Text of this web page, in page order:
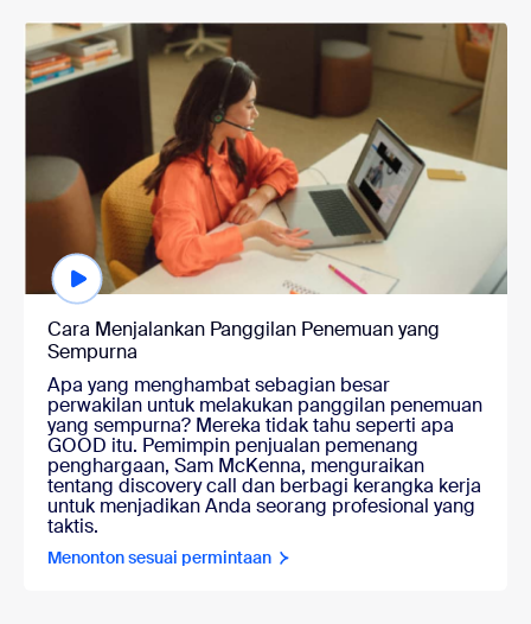
Menonton sesuai permintaan
Cara Menjalankan Panggilan Penemuan yang
Sempurna
Apa yang menghambat sebagian besar
perwakilan untuk melakukan panggilan penemuan
yang sempurna? Mereka tidak tahu seperti apa
GOOD itu. Pemimpin penjualan pemenang
penghargaan, Sam McKenna, menguraikan
tentang discovery call dan berbagi kerangka kerja
untuk menjadikan Anda seorang profesional yang
taktis.
Menonton sesuai permintaan